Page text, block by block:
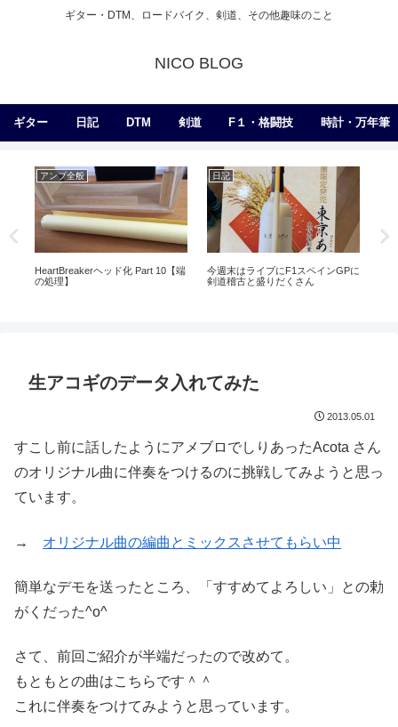
ギター・DTM、ロードバイク、剣道、その他趣味のこと
NICO BLOG
ギター 日記 DTM 剣道 F１・格闘技 時計・万年筆
アンプ全般
HeartBreakerヘッド化 Part 10【端
の処理】
日記
今週末はライブにF1スペインGPに
剣道稽古と盛りだくさん
生アコギのデータ入れてみた
2013.05.01
すこし前に話したようにアメブロでしりあったAcota さん
のオリジナル曲に伴奏をつけるのに挑戦してみようと思っ
ています。
→ オリジナル曲の編曲とミックスさせてもらい中
簡単なデモを送ったところ、「すすめてよろしい」との勅
がくだった^o^
さて、前回ご紹介が半端だったので改めて。
もともとの曲はこちらです＾＾
これに伴奏をつけてみようと思っています。